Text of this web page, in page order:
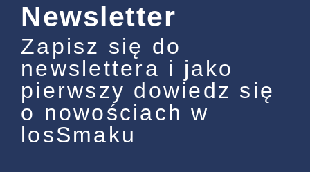
Newsletter
Zapisz się do
newslettera i jako
pierwszy dowiedz się
o nowościach w
losSmaku